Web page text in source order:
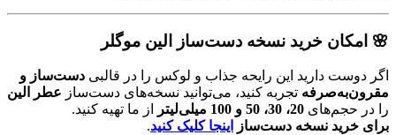
🌸 امکان خرید نسخه دست‌ساز الین موگلر
اگر دوست دارید این رایحه جذاب و لوکس را در قالبی دست‌ساز و
مقرون‌به‌صرفه تجربه کنید، می‌توانید نسخه‌های دست‌ساز عطر الین
را در حجم‌های 20، 30، 50 و 100 میلی‌لیتر
از ما تهیه کنید.
برای خرید نسخه دست‌ساز
اینجا کلیک کنید.